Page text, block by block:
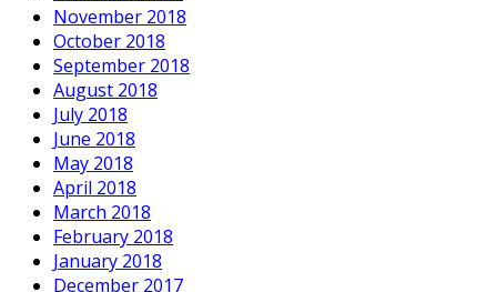
November 2018
October 2018
September 2018
August 2018
July 2018
June 2018
May 2018
April 2018
March 2018
February 2018
January 2018
December 2017